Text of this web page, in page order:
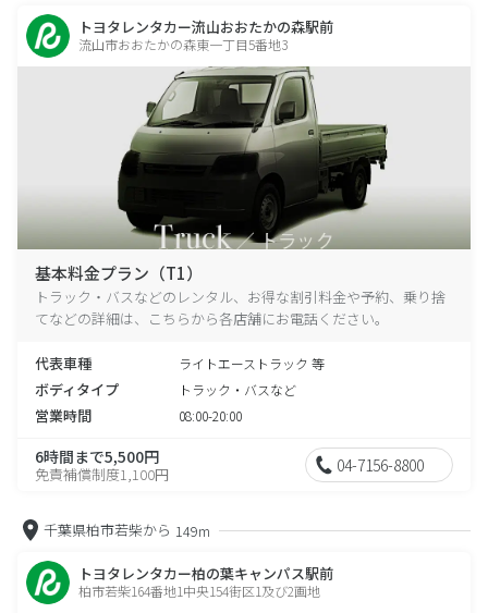
トヨタレンタカー流山おおたかの森駅前
流山市おおたかの森東一丁目5番地3
基本料金プラン（T1）
トラック・バスなどのレンタル、お得な割引料金や予約、乗り捨
てなどの詳細は、こちらから各店舗にお電話ください。
代表車種 ライトエーストラック 等
ボディタイプ トラック・バスなど
営業時間 08:00-20:00
6時間まで5,500円
免責補償制度1,100円 04-7156-8800
千葉県柏市若柴から 149m
トヨタレンタカー柏の葉キャンパス駅前
柏市若柴164番地1中央154街区1及び2画地